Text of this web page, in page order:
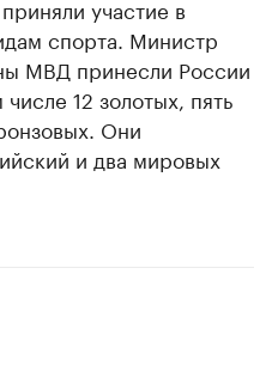
участие в
спорта. Министр
МВД принесли России
12 золотых, пять
Они
и два мировых